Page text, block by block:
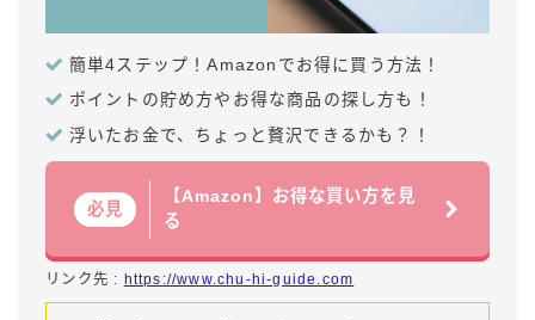
簡単4ステップ！Amazonでお得に買う方法！
ポイントの貯め方やお得な商品の探し方も！
浮いたお金で、ちょっと贅沢できるかも？！
必見
【Amazon】お得な買い方を見
る
リンク先 : https://www.chu-hi-guide.com